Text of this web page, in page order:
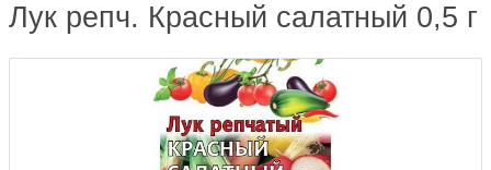
Лук репч. Красный салатный 0,5 г